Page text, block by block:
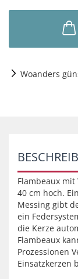
Woanders
Flambeaux
40 cm hoch.
Messing gibt
ein
die Kerze
Flambeaux
Prozessionen
Einsatzkerzen